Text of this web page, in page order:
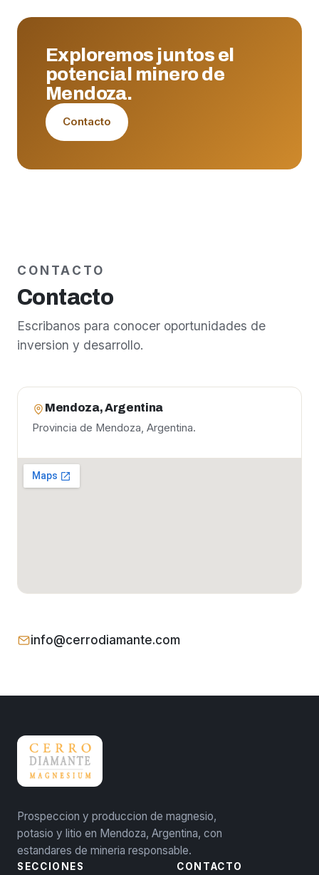
Exploremos juntos el
potencial minero de
Mendoza.
Contacto
CONTACTO
Contacto
Escribanos para conocer oportunidades de
inversion y desarrollo.
Mendoza, Argentina
Provincia de Mendoza, Argentina.
info@cerrodiamante.com
Prospeccion y produccion de magnesio,
potasio y litio en Mendoza, Argentina, con
estandares de mineria responsable.
SECCIONES CONTACTO